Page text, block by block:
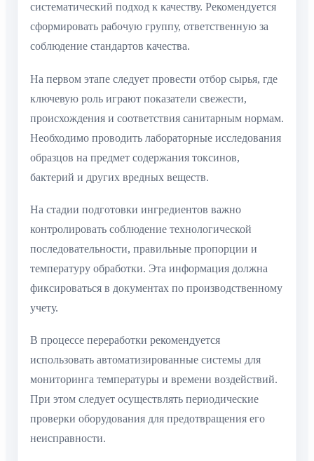
систематический подход к качеству. Рекомендуется
сформировать рабочую группу, ответственную за
соблюдение стандартов качества.
На первом этапе следует провести отбор сырья, где
ключевую роль играют показатели свежести,
происхождения и соответствия санитарным нормам.
Необходимо проводить лабораторные исследования
образцов на предмет содержания токсинов,
бактерий и других вредных веществ.
На стадии подготовки ингредиентов важно
контролировать соблюдение технологической
последовательности, правильные пропорции и
температуру обработки. Эта информация должна
фиксироваться в документах по производственному
учету.
В процессе переработки рекомендуется
использовать автоматизированные системы для
мониторинга температуры и времени воздействий.
При этом следует осуществлять периодические
проверки оборудования для предотвращения его
неисправности.